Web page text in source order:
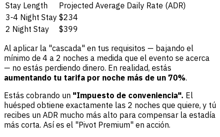
Stay Length
Projected Average Daily Rate (ADR)
3-4 Night Stay $234
2 Night Stay
$399
Al aplicar la "cascada" en tus requisitos — bajando el
mínimo de 4 a 2 noches a medida que el evento se acerca
— no estás perdiendo dinero. En realidad, estás
aumentando tu tarifa por noche más de un 70%.
Estás cobrando un "Impuesto de conveniencia". El
huésped obtiene exactamente las 2 noches que quiere, y tú
recibes un ADR mucho más alto para compensar la estadía
más corta. Así es el "Pivot Premium" en acción.